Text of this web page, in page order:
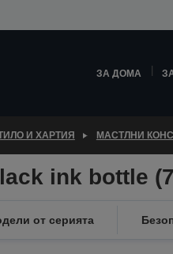
ЗА ДОМА
И ХАРТИЯ МАСТЛНИ
ink bottle
от серията